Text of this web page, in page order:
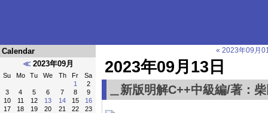
Calendar
≪2023年09月
Su Mo Tu We Th Fr
Sa
1
2
3
4 5 6 7 8
9
10
11 12 13 14 15
16
17
18 19 20 21 22
23
« 2023年09月
2023年09月13日
＿新版明解C++中級編/著：